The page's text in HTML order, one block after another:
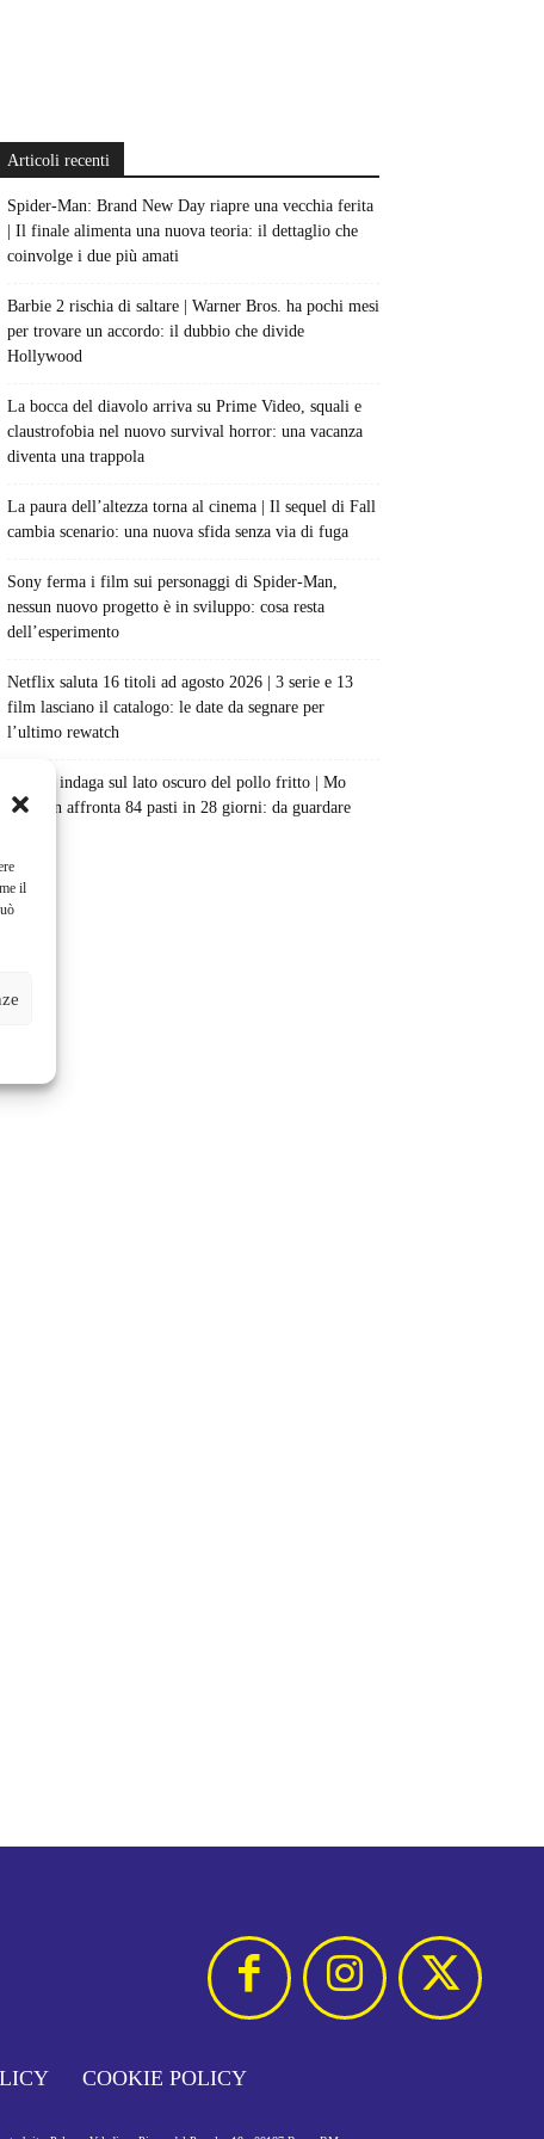
il
Articoli recenti
Spider-Man: Brand New Day riapre una vecchia ferita
| Il finale alimenta una nuova teoria: il dettaglio che
coinvolge i due più amati
Barbie 2 rischia di saltare | Warner Bros. ha pochi mesi
per trovare un accordo: il dubbio che divide
Hollywood
La bocca del diavolo arriva su Prime Video, squali e
claustrofobia nel nuovo survival horror: una vacanza
diventa una trappola
La paura dell’altezza torna al cinema | Il sequel di Fall
cambia scenario: una nuova sfida senza via di fuga
Sony ferma i film sui personaggi di Spider-Man,
nessun nuovo progetto è in sviluppo: cosa resta
dell’esperimento
Netflix saluta 16 titoli ad agosto 2026 | 3 serie e 13
film lasciano il catalogo: le date da segnare per
l’ultimo rewatch
Netflix indaga sul lato oscuro del pollo fritto | Mo
Gilligan affronta 84 pasti in 28 giorni: da guardare
COOKIE POLICY